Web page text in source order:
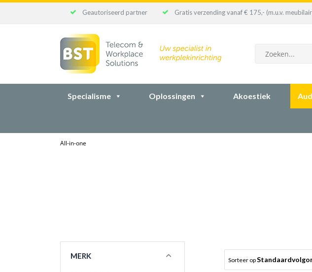
Geautoriseerd partner Gratis verzending vanaf € 175,- (m.u.v.
zoeken
Specialisme Oplossingen Akoestiek
All-in-one
Sorteer op
MERK